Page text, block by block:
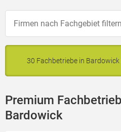
30 Fachbetriebe in
Premium
Bardowick